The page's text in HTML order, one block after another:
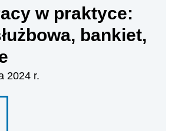
w praktyce:
bankiet,
2024 r.